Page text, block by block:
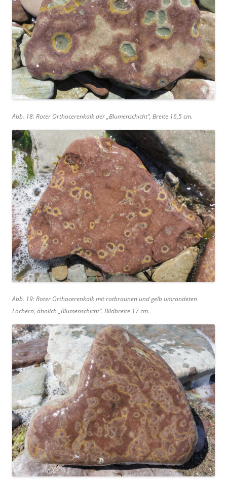
Abb. 18: Roter Orthocerenkalk der „Blumenschicht“, Breite 16,5 cm.
Abb. 19: Roter Orthocerenkalk mit rotbraunen und gelb umrandeten
Löchern, ähnlich „Blumenschicht“. Bildbreite 17 cm.